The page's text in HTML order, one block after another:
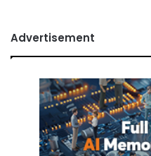
Advertisement